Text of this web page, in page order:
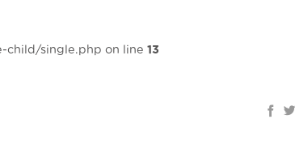
single.php on line 13